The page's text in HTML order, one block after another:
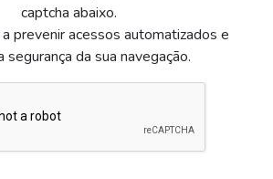
captcha abaixo.
prevenir acessos automatizados e
segurança da sua navegação.